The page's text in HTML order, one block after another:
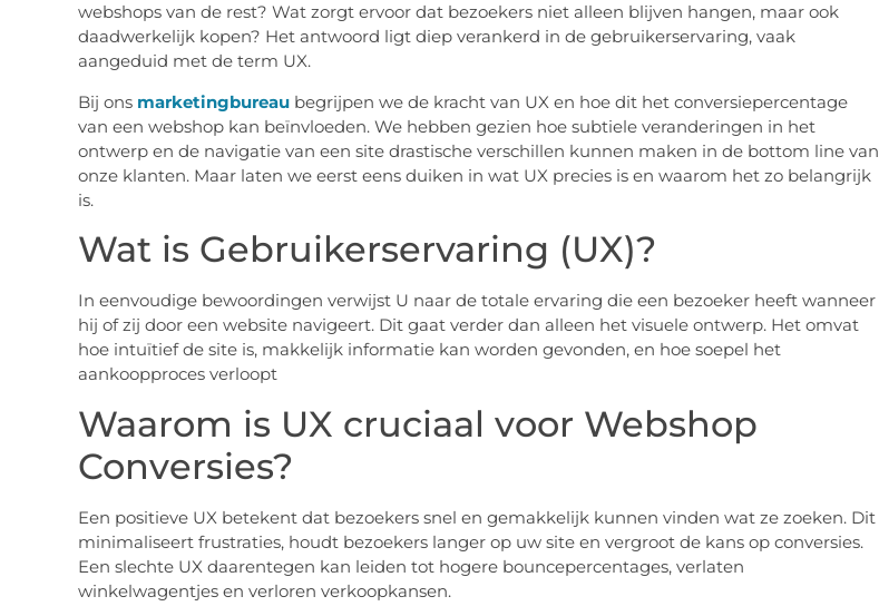
webshops van de rest? Wat zorgt ervoor dat bezoekers niet alleen blijven hangen, maar ook
daadwerkelijk kopen? Het antwoord ligt diep verankerd in de gebruikerservaring, vaak
aangeduid met de term UX.
Bij ons marketingbureaubegrijpen we de kracht van UX en hoe dit het conversiepercentage
van een webshop kan beïnvloeden. We hebben gezien hoe subtiele veranderingen in het
ontwerp en de navigatie van een site drastische verschillen kunnen maken in de bottom line van
onze klanten. Maar laten we eerst eens duiken in wat UX precies is en waarom het zo belangrijk
is.
Wat is Gebruikerservaring (UX)?
In eenvoudige bewoordingen verwijst U naar de totale ervaring die een bezoeker heeft wanneer
hij of zij door een website navigeert. Dit gaat verder dan alleen het visuele ontwerp. Het omvat
hoe intuïtief de site is, makkelijk informatie kan worden gevonden, en hoe soepel het
aankoopproces verloopt
Waarom is UX cruciaal voor Webshop
Conversies?
Een positieve UX betekent dat bezoekers snel en gemakkelijk kunnen vinden wat ze zoeken. Dit
minimaliseert frustraties, houdt bezoekers langer op uw site en vergroot de kans op conversies.
Een slechte UX daarentegen kan leiden tot hogere bouncepercentages, verlaten
winkelwagentjes en verloren verkoopkansen.